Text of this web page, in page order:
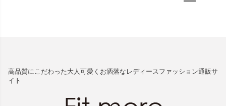
高品質にこだわった大人可愛くお洒落なレディースファッション通販サ
イト